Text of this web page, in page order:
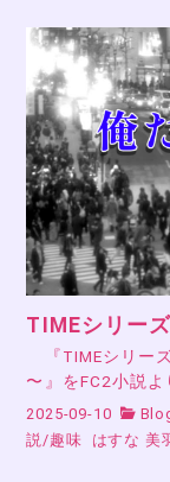
TIMEシリー
『TIMEシリー
〜』をFC2小説よ
2025-09-10
説/趣味 はすな 美